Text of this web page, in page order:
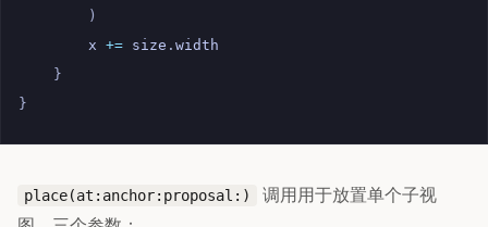
)
x += size . width
}
}
place(at:anchor:proposal:)
调用用于放置单个子视